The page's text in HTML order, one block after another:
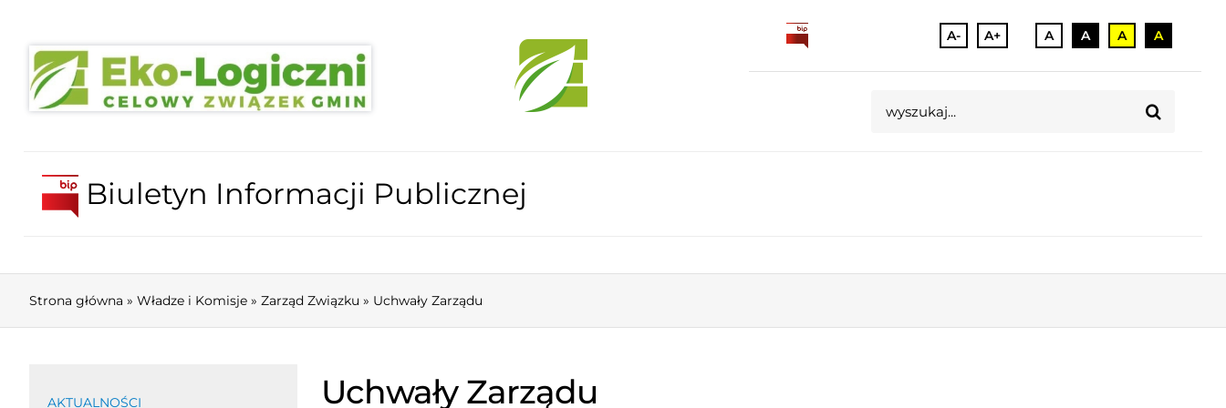
A- A+ A A A A
Biuletyn Informacji Publicznej
Strona główna » Władze i Komisje » Zarząd Związku » Uchwały Zarządu
AKTUALNOŚCI Uchwały Zarządu